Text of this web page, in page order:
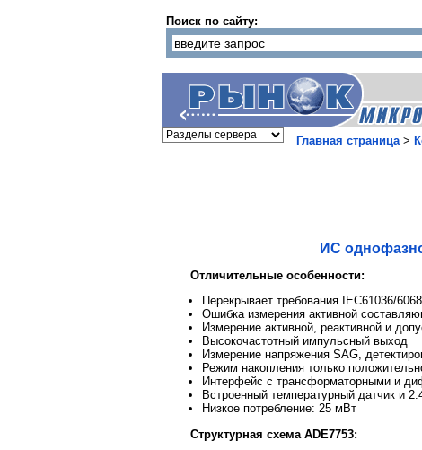
Поиск по сайту:
Главная страница>
ИС
Отличительные особенности:
Перекрывает требования IEC61036/
Ошибка измерения активной
Измерение активной, реактивной и
Высокочастотный импульсный выход
Измерение напряжения SAG,
Режим накопления только
Интерфейс с трансформаторными и
Встроенный температурный датчик и
Низкое потребление: 25 мВт
Структурная схема ADE7753: